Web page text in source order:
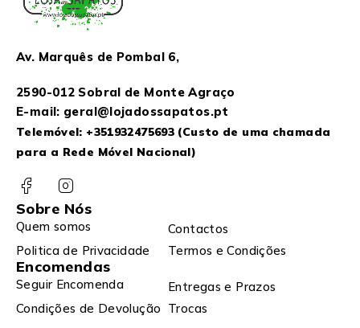
Av. Marquês de Pombal 6,
2590-012 Sobral de Monte Agraço
E-mail: geral@lojadossapatos.pt
Telemóvel: +351932475693 (Custo de uma chamada
para a Rede Móvel Nacional)
Sobre Nós
Quem somos
Contactos
Politica de Privacidade
Termos e Condições
Encomendas
Seguir Encomenda
Entregas e Prazos
Condições de Devolução Trocas